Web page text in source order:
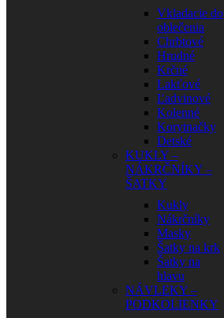
Vkladacie do
oblečenia
Chrbtové
Hrudné
Krčné
Lakťové
Ľadvinové
Kolenné
Korytnačky
Detské
KUKLY –
NÁKRČNÍKY –
ŠATKY
Kukly
Nákrčníky
Masky
Šatky na krk
Šatky na
hlavu
NÁVLEKY –
PODKOLIENKY